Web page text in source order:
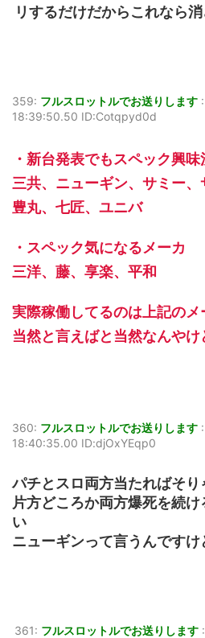
リするだけだからこれなら
359: フルスロットルでお送りします :
18:39:50.50 ID:Cotqpyd0d
・新台発表でもスペック興
三共、ニューギン、サミー
豊丸、七匠、ユニバ
・スペック気になるメーカ
三洋、藤、享楽、平和
実際稼働してるのは上記のメ
当然と言えばと当然なんやけ
360: フルスロットルでお送りします :
18:40:35.00 ID:djOxYEqp0
パチとスロ両方当たればそ
片方どころか両方爆死を続
い
ニューギンって言うんですけ
361: フルスロットルでお送りします :